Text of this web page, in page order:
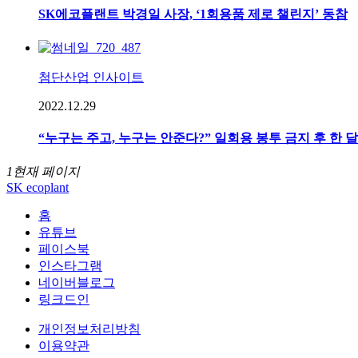
SK에코플랜트 박경일 사장, ‘1회용품 제로 챌린지’ 동참
첨단산업 인사이트
2022.12.29
“누구는 주고, 누구는 안준다?” 일회용 봉투 금지 후 한
1 현재 페이지
SK ecoplant
홈
유튜브
페이스북
인스타그램
네이버블로그
링크드인
개인정보처리방침
이용약관